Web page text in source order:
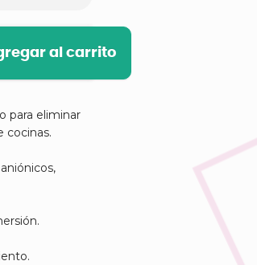
al carrito
para eliminar
cocinas.